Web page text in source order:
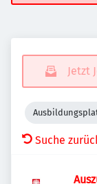
Jetzt
Suche